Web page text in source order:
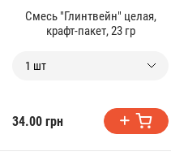
Смесь "Глинтвейн" целая,
крафт-пакет, 23 гр
1 шт
34.00 грн